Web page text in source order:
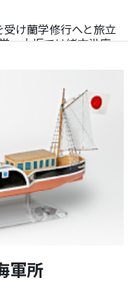
け蘭学修行へと旅立
、大坂では緒方洪庵…
軍所